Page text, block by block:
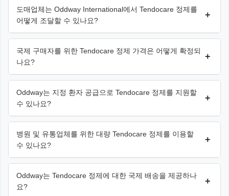
도매업체는 Oddway International에서 Tendocare 정제를
어떻게 조달할 수 있나요?
+
국제 구매자를 위한 Tendocare 정제 가격은 어떻게 확정되
나요?
+
Oddway는 지정 환자 공급으로 Tendocare 정제를 지원할
수 있나요?
+
병원 및 유통업체를 위한 대량 Tendocare 정제를 이용할
수 있나요?
+
Oddway는 Tendocare 정제에 대한 국제 배송을 제공하나
요?
+